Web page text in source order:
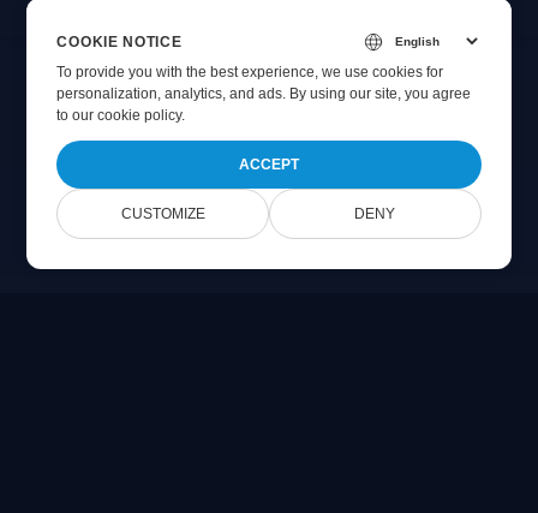
COOKIE NOTICE
To provide you with the best experience, we use cookies for
personalization, analytics, and ads. By using our site, you agree
toour cookie policy.
ACCEPT
CUSTOMIZE DENY